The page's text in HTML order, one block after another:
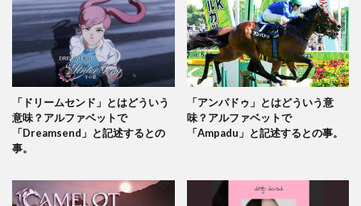
「ドリームセンド」とはどういう
意味？アルファベットで
「Dreamsend」と記述するとの
事。
「アンパドゥ」とはどういう意
味？アルファベットで
「Ampadu」と記述するとの事。